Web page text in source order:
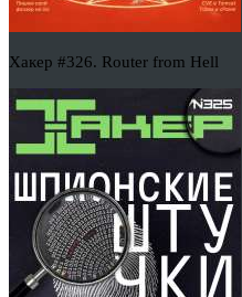
Хакер #326. Router from Hell